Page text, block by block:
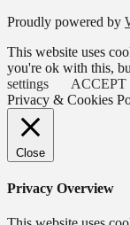
Proudly powered by
This website uses
you're ok with this,
settings
ACCEPT
Privacy & Cookies
Close
Privacy Overview